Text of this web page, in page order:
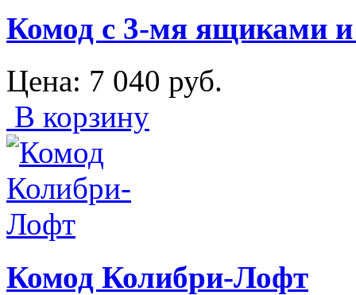
Комод с 3-мя ящиками
Цена: 7 040 руб.
В корзину
Комод Колибри-Лофт